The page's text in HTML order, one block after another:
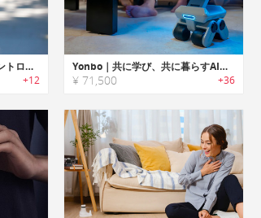
Vinci 2.0｜ジェスチャーコントロール/AI搭載スポーツイヤホン「ヴィンチ2.0」
+12
Yonbo｜共に学び、共に暮らすAIロボット
¥ 71,500 +36